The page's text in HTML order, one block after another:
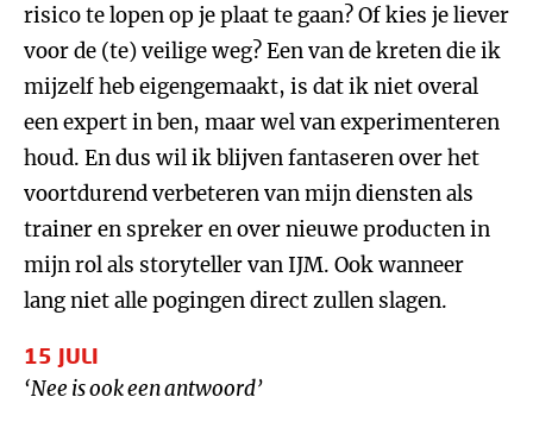
risico te lopen op je plaat te gaan? Of kies je liever
voor de (te) veilige weg? Een van de kreten die ik
mijzelf heb eigengemaakt, is dat ik niet overal
een expert in ben, maar wel van experimenteren
houd. En dus wil ik blijven fantaseren over het
voortdurend verbeteren van mijn diensten als
trainer en spreker en over nieuwe producten in
mijn rol als storyteller van IJM. Ook wanneer
lang niet alle pogingen direct zullen slagen.
15 JULI
‘Nee is ook een antwoord’